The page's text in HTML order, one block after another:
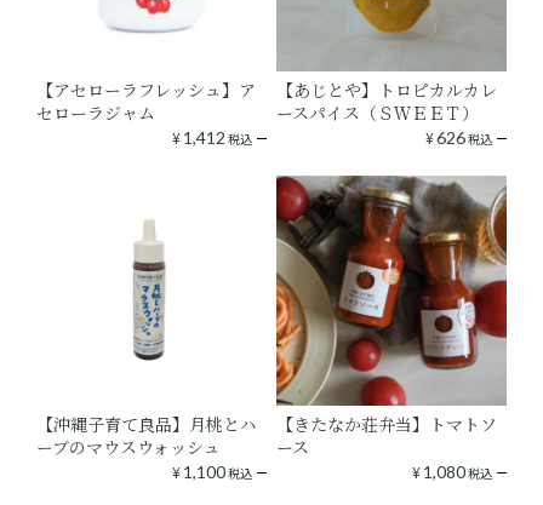
【アセローラフレッシュ】ア
セローラジャム
¥1,412 税込
【あじとや】トロピカルカレ
ースパイス（ＳＷＥＥＴ）
¥626税込
【沖縄子育て良品】月桃とハ
ーブのマウスウォッシュ
¥1,100税込
【きたなか荘弁当】トマトソ
ース
¥1,080税込